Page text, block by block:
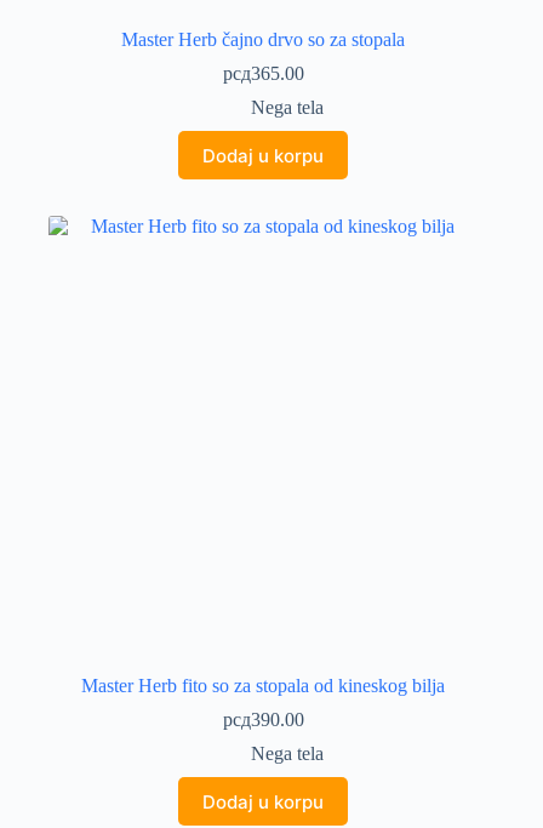
Master Herb čajno drvo so za stopala
рсд365.00
Nega tela
Dodaj u korpu
Master Herb fito so za stopala od kineskog bilja
рсд390.00
Nega tela
Dodaj u korpu